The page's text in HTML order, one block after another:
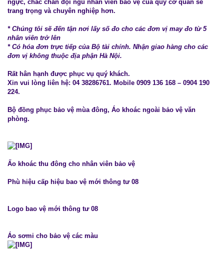
ngực, chắc chắn đội ngũ nhân viên bảo vệ của quý cơ quan sẽ
trang trọng và chuyên nghiệp hơn.
* Chúng tôi sẽ đến tận nơi lấy số đo cho các đơn vị may đo từ 5
nhân viên trở lên
* Có hóa đơn trực tiếp của Bộ tài chính. Nhận giao hàng cho các
đơn vị không thuộc địa phận Hà Nội.
Rất hân hạnh được phục vụ quý khách.
Xin vui lòng liên hệ: 04 38286761. Mobile 0909 136 168 – 0904 190
224.
Bộ đồng phục bảo vệ mùa đông, Áo khoác ngoài bảo vệ văn
phòng.
Ấo khoác thu đông cho nhân viên bảo vệ
Phù hiệu cấp hiệu bao vệ mới thông tư 08
Logo bao vệ mới thông tư 08
Áo sơmi cho bảo vệ các màu